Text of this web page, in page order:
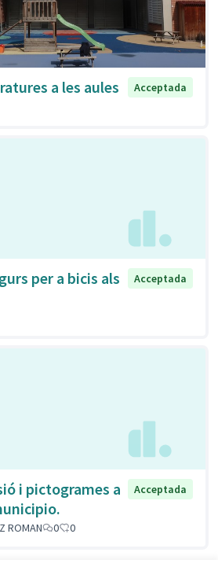
a les aules
Acceptada
per a bicis als
Acceptada
i pictogrames a
Acceptada
ROMAN 0 0